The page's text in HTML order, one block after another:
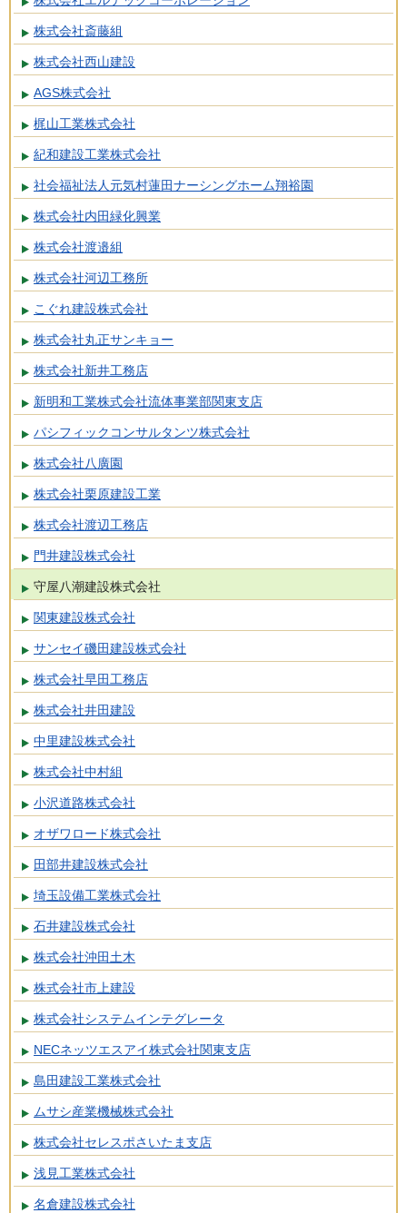
株式会社斎藤組
株式会社西山建設
AGS株式会社
梶山工業株式会社
紀和建設工業株式会社
社会福祉法人元気村蓮田ナーシングホーム翔裕園
株式会社内田緑化興業
株式会社渡邉組
株式会社河辺工務所
こぐれ建設株式会社
株式会社丸正サンキョー
株式会社新井工務店
新明和工業株式会社流体事業部関東支店
パシフィックコンサルタンツ株式会社
株式会社八廣園
株式会社栗原建設工業
株式会社渡辺工務店
門井建設株式会社
守屋八潮建設株式会社
関東建設株式会社
サンセイ磯田建設株式会社
株式会社早田工務店
株式会社井田建設
中里建設株式会社
株式会社中村組
小沢道路株式会社
オザワロード株式会社
田部井建設株式会社
埼玉設備工業株式会社
石井建設株式会社
株式会社沖田土木
株式会社市上建設
株式会社システムインテグレータ
NECネッツエスアイ株式会社関東支店
島田建設工業株式会社
ムサシ産業機械株式会社
株式会社セレスポさいたま支店
浅見工業株式会社
名倉建設株式会社